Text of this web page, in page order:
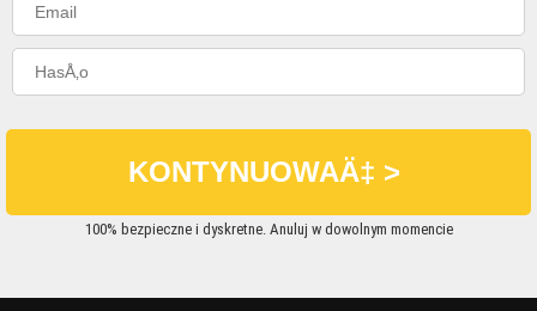
100% bezpieczne i dyskretne. Anuluj w dowolnym momencie